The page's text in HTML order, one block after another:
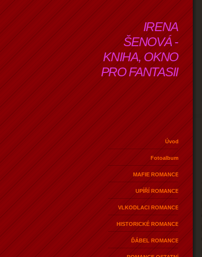
IRENA
ŠENOVÁ -
KNIHA, OKNO
PRO FANTASII
Úvod
Fotoalbum
MAFIE ROMANCE
UPÍŘÍ ROMANCE
VLKODLACI ROMANCE
HISTORICKÉ ROMANCE
ĎÁBEL ROMANCE